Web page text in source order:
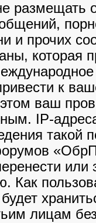
размещать
и прочих
которая
к
ваш
IP-
такой
Как
лицам